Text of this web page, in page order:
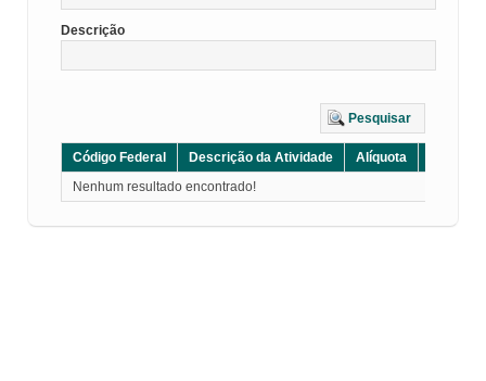
Descrição
Pesquisar
Código Federal Descrição da Atividade Alíquota
Nenhum resultado encontrado!